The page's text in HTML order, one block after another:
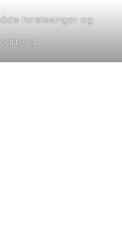
forelesingar og